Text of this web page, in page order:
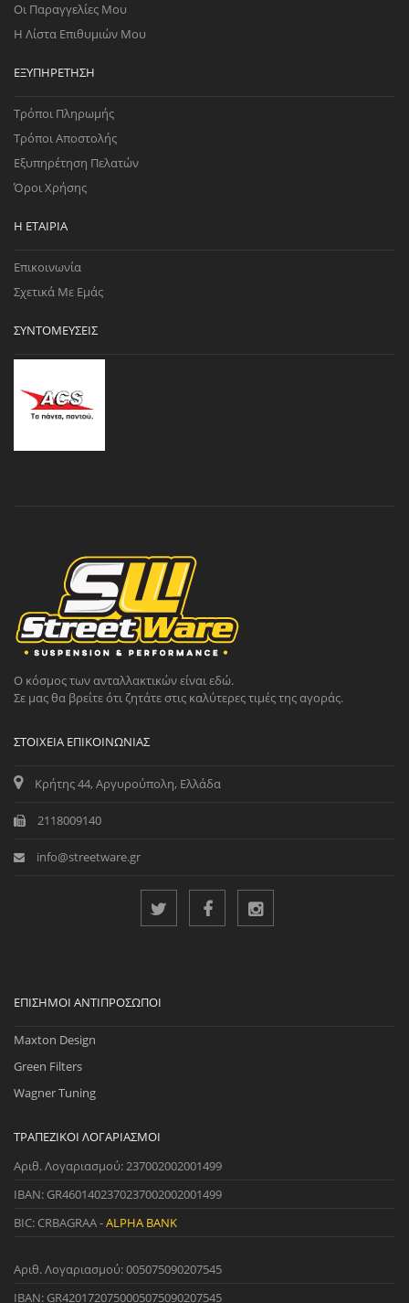
Οι Παραγγελίες Μου
Η Λίστα Επιθυμιών Μου
ΕΞΥΠΗΡΈΤΗΣΗ
Τρόποι Πληρωμής
Τρόποι Αποστολής
Εξυπηρέτηση Πελατών
Όροι Χρήσης
Η ΕΤΑΙΡΊΑ
Επικοινωνία
Σχετικά Με Εμάς
ΣΥΝΤΟΜΕΎΣΕΙΣ
Ο κόσμος των ανταλλακτικών είναι εδώ.
Σε μας θα βρείτε ότι ζητάτε στις καλύτερες τιμές της αγοράς.
ΣΤΟΙΧΕΊΑ ΕΠΙΚΟΙΝΩΝΊΑΣ
Κρήτης 44, Αργυρούπολη, Ελλάδα
2118009140
info@streetware.gr
ΕΠΊΣΗΜΟΙ ΑΝΤΙΠΡΌΣΩΠΟΙ
Maxton Design
Green Filters
Wagner Tuning
ΤΡΑΠΕΖΙΚΟΊ ΛΟΓΑΡΙΑΣΜΟΊ
Αριθ. Λογαριασμού: 237002002001499
IBAN: GR4601402370237002002001499
BIC: CRBAGRAA -ALPHA BANK
Αριθ. Λογαριασμού: 005075090207545
IBAN: GR4201720750005075090207545